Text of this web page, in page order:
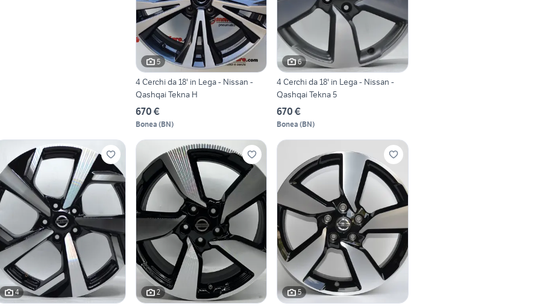
5
4 Cerchi da 18' in Lega - Nissan -
Qashqai Tekna H
670 €
Bonea (BN)
6
4 Cerchi da 18' in Lega - Nissan -
Qashqai Tekna 5
670 €
Bonea (BN)
4 2 5